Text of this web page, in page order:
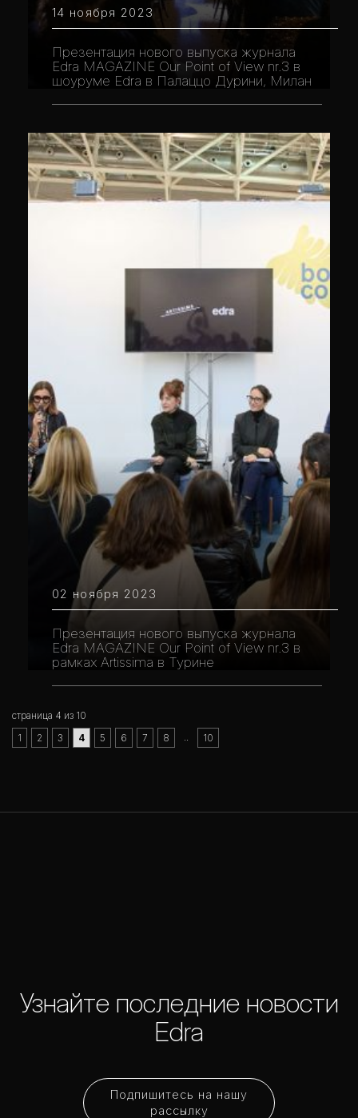
14 ноября 2023
Презентация нового выпуска журнала
Edra MAGAZINE Our Point of View nr.3 в
шоуруме Edra в Палаццо Дурини, Милан
02 ноября 2023
Презентация нового выпуска журнала
Edra MAGAZINE Our Point of View nr.3 в
рамках Artissima в Турине
страница 4 из 10
1
2 3 4 5 6 7 8 10
Подпишитесь на нашу
рассылку
Узнайте последние новости
Edra